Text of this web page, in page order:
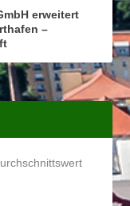
erweitert
–